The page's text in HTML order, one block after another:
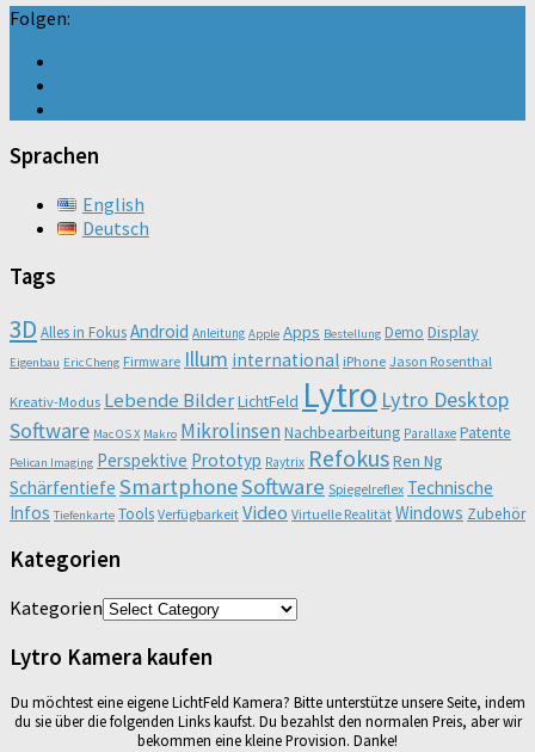
Folgen:
Sprachen
English
Deutsch
Tags
3D Alles in FokusAndroid Anleitung Apple Apps Bestellung Demo Display
Eigenbau Eric Cheng Firmware Illum international iPhone Jason Rosenthal
Kreativ-Modus Lebende BilderLichtFeld Lytro Lytro Desktop
Software Mac OS X Makro Mikrolinsen Nachbearbeitung Parallaxe Patente
Pelican Imaging Perspektive Prototyp Raytrix RefokusRen Ng
Schärfentiefe SmartphoneSoftware Spiegelreflex Technische
Infos Tiefenkarte Tools Verfügbarkeit Video Virtuelle Realität Windows Zubehör
Kategorien
Kategorien
Lytro Kamera kaufen
Du möchtest eine eigene LichtFeld Kamera? Bitte unterstütze unsere Seite, indem
du sie über die folgenden Links kaufst. Du bezahlst den normalen Preis, aber wir
bekommen eine kleine Provision. Danke!